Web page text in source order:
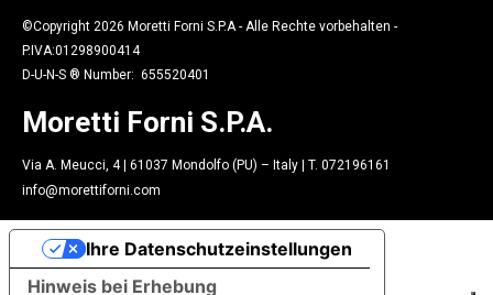
©Copyright 2026 Moretti Forni S.P.A - Alle Rechte vorbehalten -
P.IVA:01298900414
D-U-N-S ® Number: 655520401
Moretti Forni S.P.A.
Via A. Meucci, 4 | 61037 Mondolfo (PU) – Italy | T. 072196161
info@morettiforni.com
Hinweis bei Erhebung
Ihre Datenschutzeinstellungen